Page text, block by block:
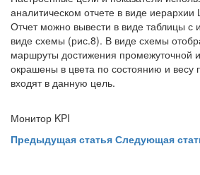
аналитическом отчете в виде иерархии
Отчет можно вывести в виде таблицы с
виде схемы (рис.8). В виде схемы
маршруты достижения промежуточной
окрашены в цвета по состоянию и весу
входят в данную цель.
Монитор KPI
Предыдущая статья Следующая